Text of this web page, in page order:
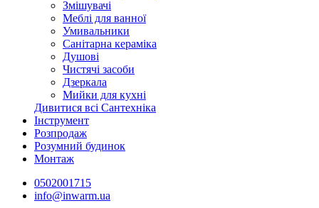
Змішувачі
Меблі для ванної
Умивальники
Санітарна кераміка
Душові
Чистячі засоби
Дзеркала
Мийки для кухні
Дивитися всі Сантехніка
Інструмент
Розпродаж
Розумний будинок
Монтаж
0502001715
info@inwarm.ua